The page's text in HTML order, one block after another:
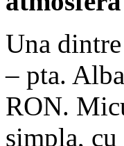
Una
– pta.
RON.
simpla, cu